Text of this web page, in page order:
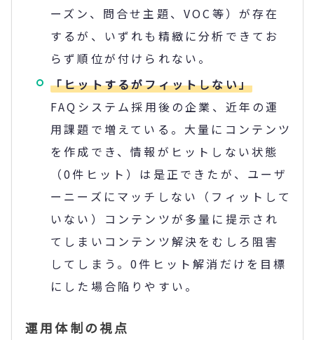
ーズン、問合せ主題、VOC等）が存在
するが、いずれも精緻に分析できてお
らず順位が付けられない。
「ヒットするがフィットしない」
FAQシステム採用後の企業、近年の運
用課題で増えている。大量にコンテンツ
を作成でき、情報がヒットしない状態
（0件ヒット）は是正できたが、ユーザ
ーニーズにマッチしない（フィットして
いない）コンテンツが多量に提示され
てしまいコンテンツ解決をむしろ阻害
してしまう。0件ヒット解消だけを目標
にした場合陥りやすい。
運用体制の視点